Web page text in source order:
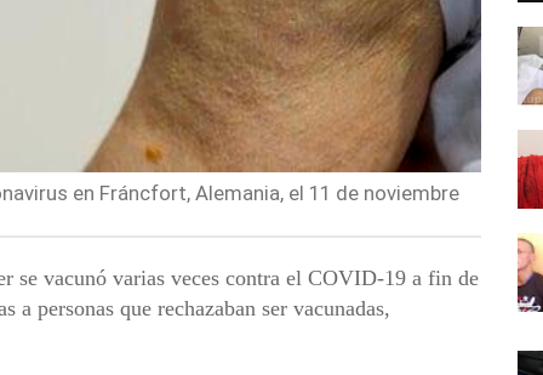
en Fráncfort, Alemania, el 11 de noviembre
se vacunó varias veces contra el COVID-19 a fin de
a personas que rechazaban ser vacunadas,